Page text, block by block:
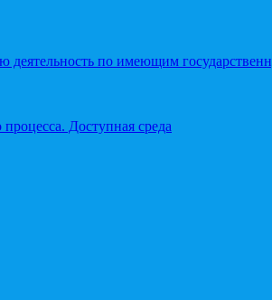
деятельность по имеющим
Доступная среда